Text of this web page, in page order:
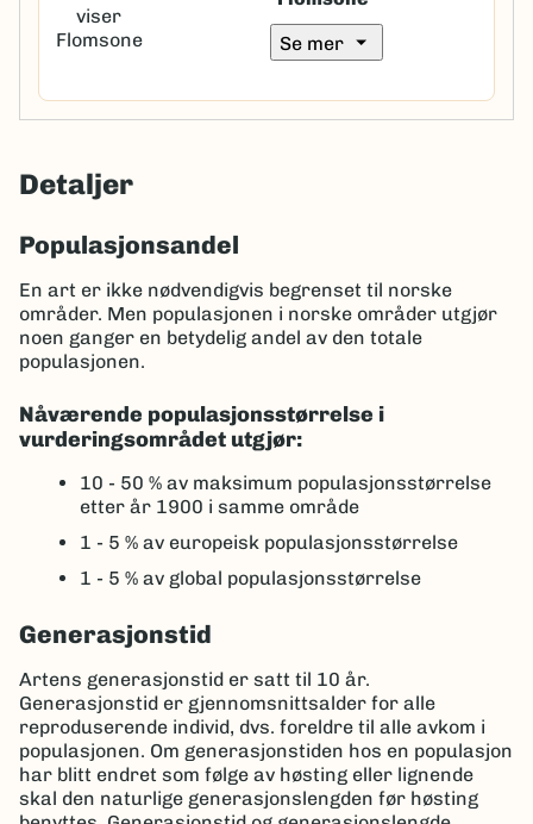
Se mer arrow_drop_down
Detaljer
Populasjonsandel
En art er ikke nødvendigvis begrenset til norske
områder. Men populasjonen i norske områder utgjør
noen ganger en betydelig andel av den totale
populasjonen.
Nåværende populasjonsstørrelse i
vurderingsområdet utgjør:
10 - 50 % av maksimum populasjonsstørrelse
etter år 1900 i samme område
1 - 5 % av europeisk populasjonsstørrelse
1 - 5 % av global populasjonsstørrelse
Generasjonstid
Artens generasjonstid er satt til 10 år.
Generasjonstid er gjennomsnittsalder for alle
reproduserende individ, dvs. foreldre til alle avkom i
populasjonen. Om generasjonstiden hos en populasjon
har blitt endret som følge av høsting eller lignende
skal den naturlige generasjonslengden før høsting